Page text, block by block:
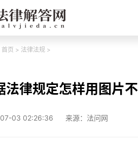
首页 > 法律法规 >
法律规定怎样用图片不
03 02:26:36 来源：法问网